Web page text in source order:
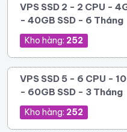
VPS SSD 2 - 2 CPU -
- 40GB SSD - 6 Tháng
Kho hàng: 252
VPS SSD 5 - 6 CPU -
- 60GB SSD - 3 Tháng
Kho hàng: 252